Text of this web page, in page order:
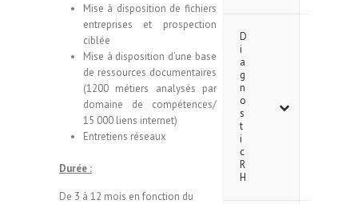
Mise à disposition de fichiers
entreprises et prospection
ciblée
Mise à disposition d’une base
de ressources documentaires
(1200 métiers analysés par
domaine de compétences/
15 000 liens internet)
Entretiens réseaux
Durée :
De 3 à 12 mois en fonction du
D
i
a
g
n
o
s
t
i
c
R
H